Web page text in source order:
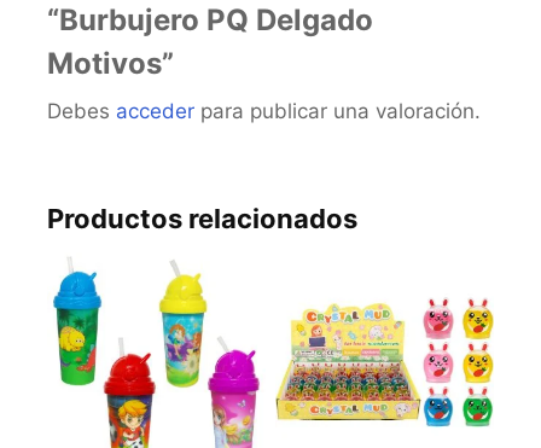
“Burbujero PQ Delgado
Motivos”
Debes acceder para publicar una valoración.
Productos relacionados